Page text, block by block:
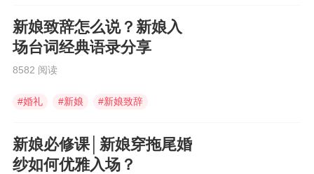
新娘致辞怎么说？新娘入
场台词经典语录分享
8582 阅读
#婚礼 #新娘 #新娘致辞
新娘必修课│新娘穿拖尾婚
纱如何优雅入场？